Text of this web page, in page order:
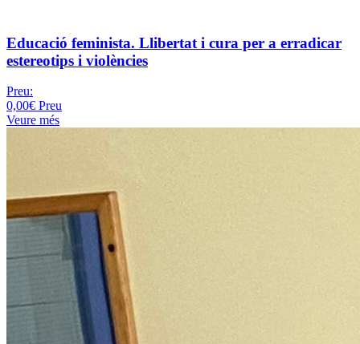
Educació feminista. Llibertat i cura per a erradicar
estereotips i violències
Preu:
0,00€ Preu
Veure més